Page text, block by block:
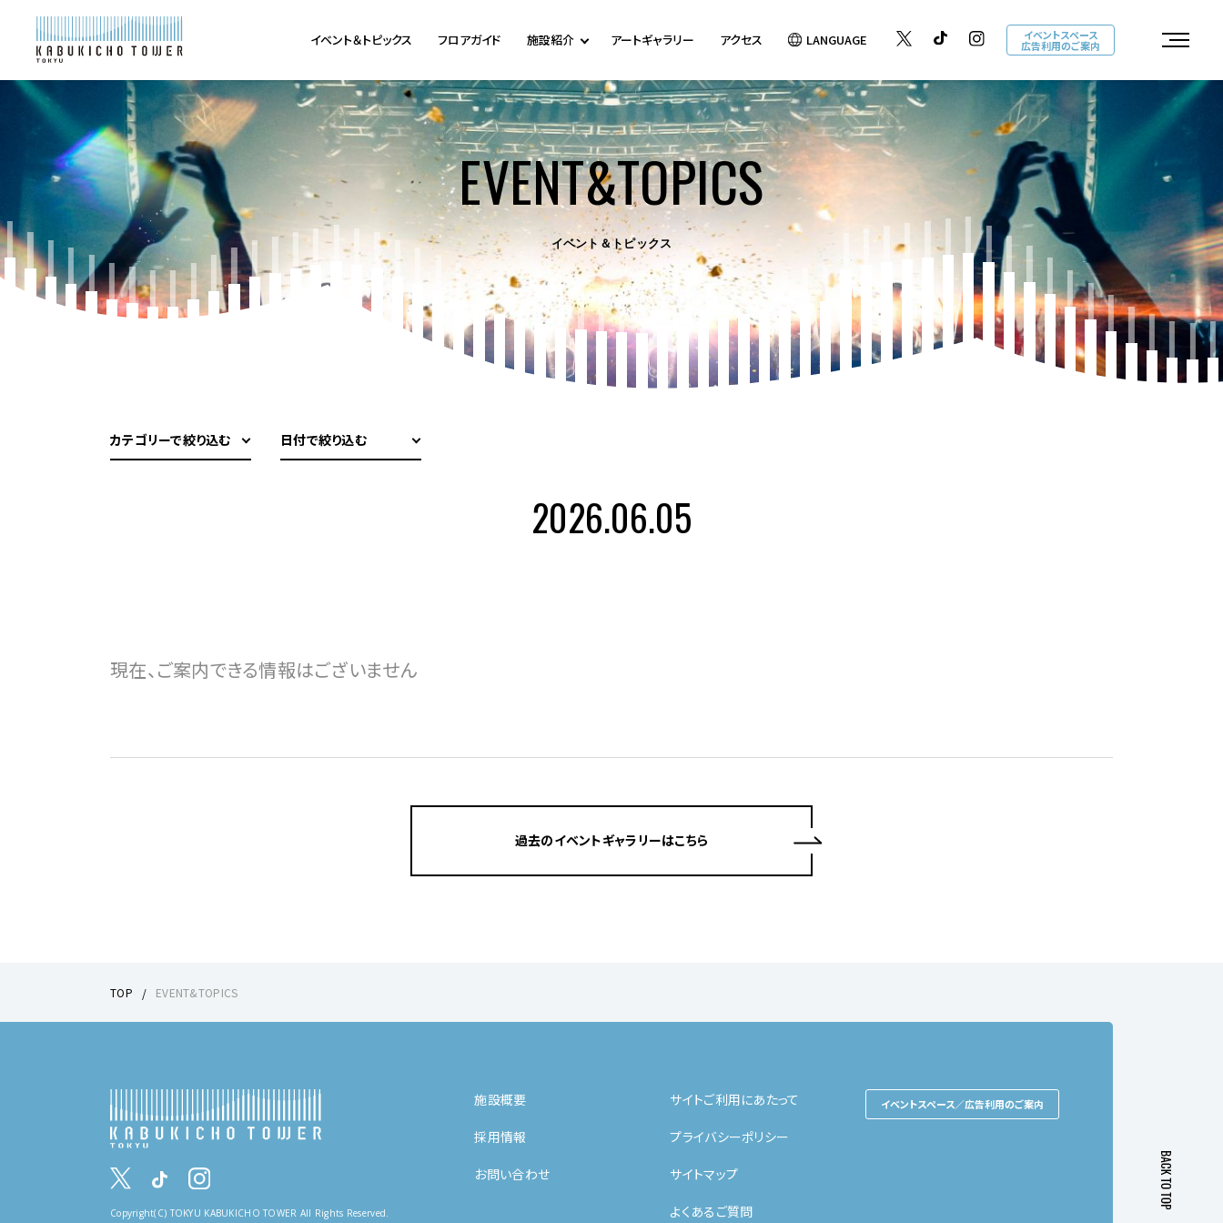
イベント＆トピックス フロアガイド 施設紹介 アートギャラリー アクセス LANGUAGE イベントスペース
広告利用のご案内
EVENT&TOPICS
イベント＆トピックス
カテゴリーで絞り込む 日付で絞り込む
2026.06.05
現在、ご案内できる情報はございません
過去のイベントギャラリーはこちら
TOP EVENT&TOPICS
Copyright(C) TOKYU KABUKICHO TOWER All Rights Reserved.
施設概要
採用情報
お問い合わせ
サイトご利用にあたって
プライバシーポリシー
サイトマップ
よくあるご質問
イベントスペース／広告利用のご案内